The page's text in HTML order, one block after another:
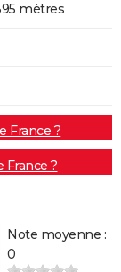
mètres
France ?
France ?
Note moyenne :
0